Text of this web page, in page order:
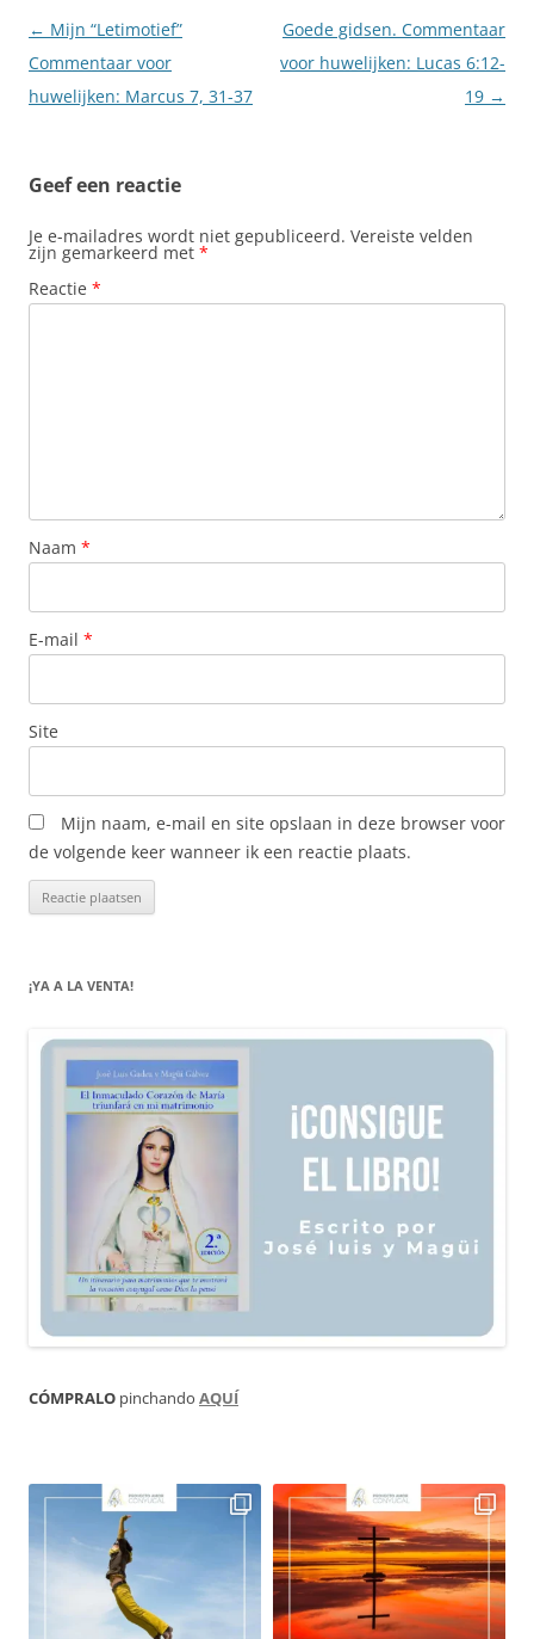
Berichtnavigatie
← Mijn “Letimotief”
Commentaar voor
huwelijken: Marcus 7, 31-37
Goede gidsen. Commentaar
voor huwelijken: Lucas 6:12-
19 →
Geef een reactie
Je e-mailadres wordt niet gepubliceerd. Vereiste velden
zijn gemarkeerd met *
Reactie *
Naam *
E-mail *
Site
Mijn naam, e-mail en site opslaan in deze browser voor
de volgende keer wanneer ik een reactie plaats.
¡YA A LA VENTA!
CÓMPRALO pinchando AQUÍ